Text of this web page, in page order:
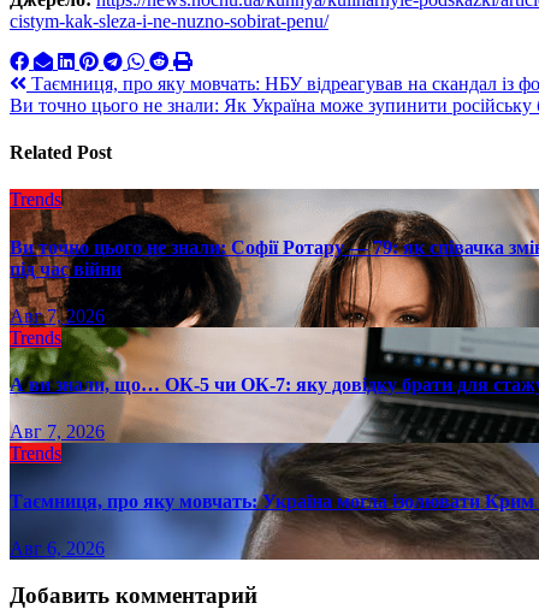
cistym-kak-sleza-i-ne-nuzno-sobirat-penu/
Навигация
по
записям
Таємниця, про яку мовчать: НБУ відреагував на скандал із
Ви точно цього не знали: Як Україна може зупинити
Related Post
Trends
Ви точно цього не знали: Софії Ротару — 79: як співачка
під час війни
Авг 7, 2026
Trends
А ви знали, що… ОК-5 чи ОК-7: яку довідку брати для
Авг 7, 2026
Trends
Таємниця, про яку мовчать: Україна могла ізолювати
Авг 6, 2026
Добавить комментарий